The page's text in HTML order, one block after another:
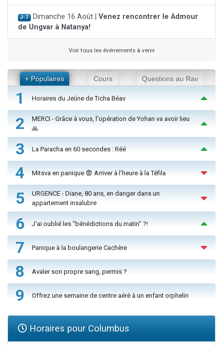
J-7 Dimanche 16 Août | Venez rencontrer le Admour
de Ungvar à Natanya!
Voir tous les événements à venir
+ Populaires Cours Questions au Rav
1 Horaires du Jeûne de Ticha Béav
2
MERCI - Grâce à vous, l'opération de Yohan va avoir lieu
🙏
3 La Paracha en 60 secondes : Réé
4 Mitsva en panique 😨 Arriver à l'heure à la Téfila
5
URGENCE - Diane, 80 ans, en danger dans un
appartement insalubre
6 J'ai oublié les "bénédictions du matin" ?!
7 Panique à la boulangerie Cachère
8 Avaler son propre sang, permis ?
9 Offrez une semaine de centre aéré à un enfant orphelin
Horaires pour Columbus